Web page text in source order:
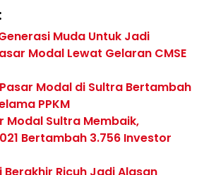
Muda Untuk Jadi
Modal Lewat Gelaran CMSE
Modal di Sultra Bertambah
PPKM
Modal Sultra Membaik,
Bertambah 3.756 Investor